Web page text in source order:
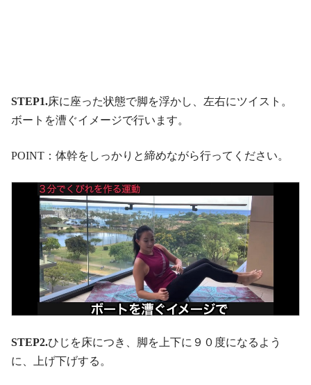
STEP1.床に座った状態で脚を浮かし、左右にツイスト。
ボートを漕ぐイメージで行います。
POINT：体幹をしっかりと締めながら行ってください。
STEP2.ひじを床につき、脚を上下に９０度になるよう
に、上げ下げする。